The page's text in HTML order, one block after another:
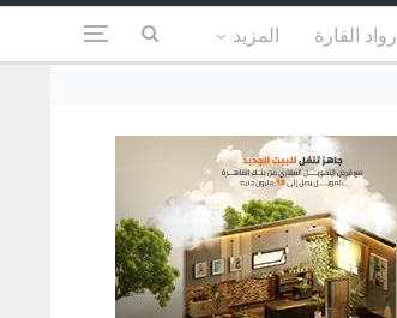
رواد القارة المزيد